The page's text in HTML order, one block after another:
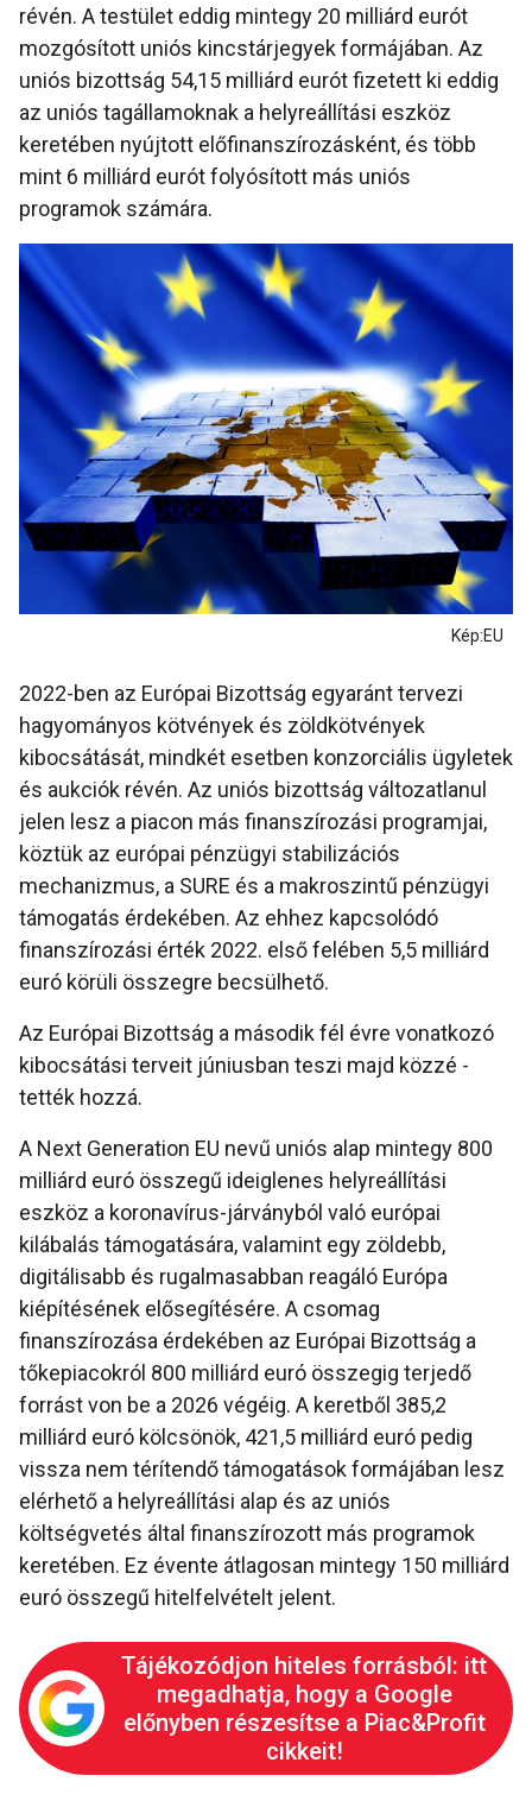
révén. A testület eddig mintegy 20 milliárd eurót
mozgósított uniós kincstárjegyek formájában. Az
uniós bizottság 54,15 milliárd eurót fizetett ki eddig
az uniós tagállamoknak a helyreállítási eszköz
keretében nyújtott előfinanszírozásként, és több
mint 6 milliárd eurót folyósított más uniós
programok számára.
Kép:EU
2022-ben az Európai Bizottság egyaránt tervezi
hagyományos kötvények és zöldkötvények
kibocsátását, mindkét esetben konzorciális ügyletek
és aukciók révén. Az uniós bizottság változatlanul
jelen lesz a piacon más finanszírozási programjai,
köztük az európai pénzügyi stabilizációs
mechanizmus, a SURE és a makroszintű pénzügyi
támogatás érdekében. Az ehhez kapcsolódó
finanszírozási érték 2022. első felében 5,5 milliárd
euró körüli összegre becsülhető.
Az Európai Bizottság a második fél évre vonatkozó
kibocsátási terveit júniusban teszi majd közzé -
tették hozzá.
A Next Generation EU nevű uniós alap mintegy 800
milliárd euró összegű ideiglenes helyreállítási
eszköz a koronavírus-járványból való európai
kilábalás támogatására, valamint egy zöldebb,
digitálisabb és rugalmasabban reagáló Európa
kiépítésének elősegítésére. A csomag
finanszírozása érdekében az Európai Bizottság a
tőkepiacokról 800 milliárd euró összegig terjedő
forrást von be a 2026 végéig. A keretből 385,2
milliárd euró kölcsönök, 421,5 milliárd euró pedig
vissza nem térítendő támogatások formájában lesz
elérhető a helyreállítási alap és az uniós
költségvetés által finanszírozott más programok
keretében. Ez évente átlagosan mintegy 150 milliárd
euró összegű hitelfelvételt jelent.
Tájékozódjon hiteles forrásból: itt
megadhatja, hogy a Google
előnyben részesítse a Piac&Profit
cikkeit!